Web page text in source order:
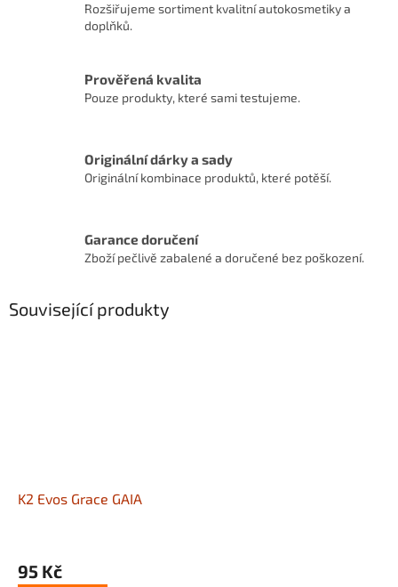
Rozšiřujeme sortiment kvalitní autokosmetiky a
doplňků.
Prověřená kvalita
Pouze produkty, které sami testujeme.
Originální dárky a sady
Originální kombinace produktů, které potěší.
Garance doručení
Zboží pečlivě zabalené a doručené bez poškození.
Související produkty
K2 Evos Grace GAIA
95 Kč